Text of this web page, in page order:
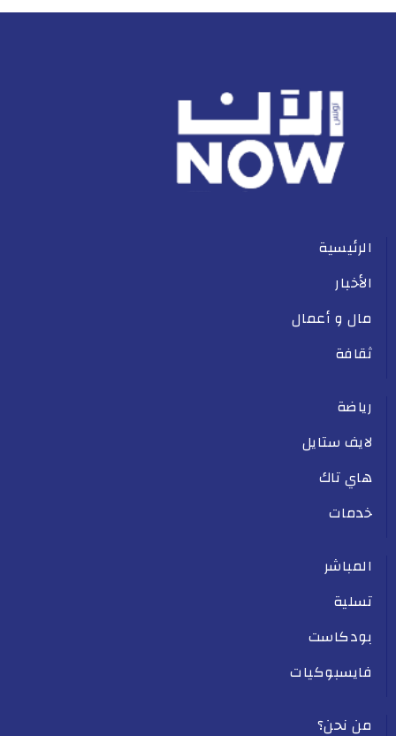
الرئيسية
الأخبار
مال و أعمال
ثقافة
رياضة
لايف ستايل
هاي تاك
خدمات
المباشر
تسلية
بودكاست
فايسبوكيات
من نحن؟